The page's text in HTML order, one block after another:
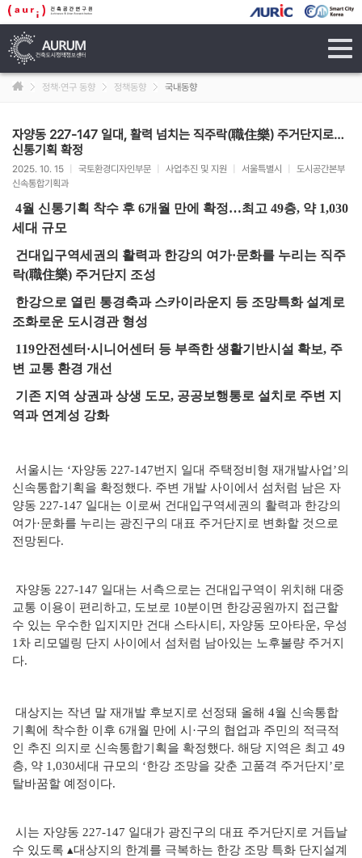
정책·연구 동향 정책동향 국내동향
자양동 227-147 일대, 활력 넘치는 직주락(職住樂) 주거단지로…
신통기획 확정
2025. 10. 15 국토환경디자인부문 사업추진 및 지원 서울특별시
도시공간본부
신속통합기획과
4월 신통기획 착수 후 6개월 만에 확정…최고 49층, 약 1,030
세대 규모
건대입구역세권의 활력과 한강의 여가·문화를 누리는 직주
락(職住樂) 주거단지 조성
한강으로 열린 통경축과 스카이라운지 등 조망특화 설계로
조화로운 도시경관 형성
119안전센터·시니어센터 등 부족한 생활기반시설 확보, 주
변 교통 환경 개선
기존 지역 상권과 상생 도모, 공공보행통로 설치로 주변 지
역과 연계성 강화
서울시는 ‘자양동 227-147번지 일대 주택정비형 재개발사업’의
신속통합기획을 확정했다. 주변 개발 사이에서 섬처럼 남은 자
양동 227-147 일대는 이로써 건대입구역세권의 활력과 한강의
여가·문화를 누리는 광진구의 대표 주거단지로 변화할 것으로
전망된다.
자양동 227-147 일대는 서측으로는 건대입구역이 위치해 대중
교통 이용이 편리하고, 도보로 10분이면 한강공원까지 접근할
수 있는 우수한 입지지만 건대 스타시티, 자양동 모아타운, 우성
1차 리모델링 단지 사이에서 섬처럼 남아있는 노후불량 주거지
다.
대상지는 작년 말 재개발 후보지로 선정돼 올해 4월 신속통합
기획에 착수한 이후 6개월 만에 시·구의 협업과 주민의 적극적
인 추진 의지로 신속통합기획을 확정했다. 해당 지역은 최고 49
층, 약 1,030세대 규모의 ‘한강 조망을 갖춘 고품격 주거단지’로
탈바꿈할 예정이다.
시는 자양동 227-147 일대가 광진구의 대표 주거단지로 거듭날
수 있도록 ▴대상지의 한계를 극복하는 한강 조망 특화 단지설계